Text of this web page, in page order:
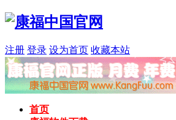
注册 登录 设为首页 收藏本站
首页